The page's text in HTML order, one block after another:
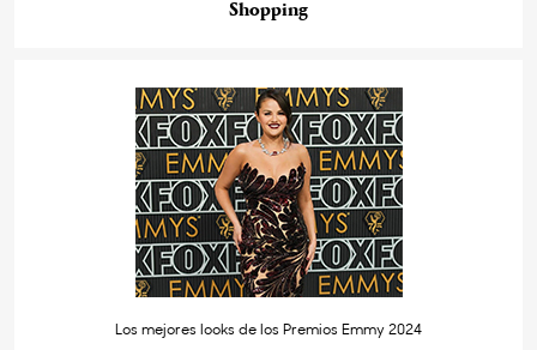
Shopping
Los mejores looks de los Premios Emmy 2024